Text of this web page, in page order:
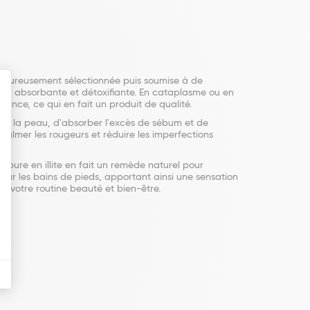
sélectionnée puis soumise à de
absorbante et détoxifiante. En cataplasme ou en
ce qui en fait un produit de qualité.
la peau, d'absorber l'excès de sébum et de
les rougeurs et réduire les imperfections
pure en illite en fait un remède naturel pour
les bains de pieds, apportant ainsi une sensation
votre routine beauté et bien-être.